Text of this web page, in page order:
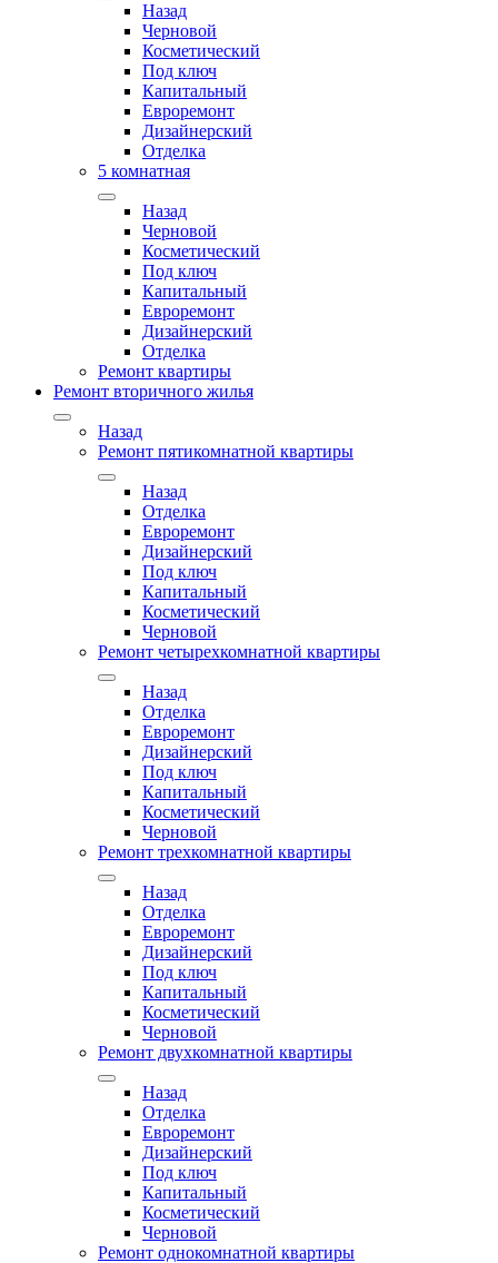
Назад
Черновой
Косметический
Под ключ
Капитальный
Евроремонт
Дизайнерский
Отделка
5 комнатная
Назад
Черновой
Косметический
Под ключ
Капитальный
Евроремонт
Дизайнерский
Отделка
Ремонт квартиры
Ремонт вторичного жилья
Назад
Ремонт пятикомнатной квартиры
Назад
Отделка
Евроремонт
Дизайнерский
Под ключ
Капитальный
Косметический
Черновой
Ремонт четырехкомнатной квартиры
Назад
Отделка
Евроремонт
Дизайнерский
Под ключ
Капитальный
Косметический
Черновой
Ремонт трехкомнатной квартиры
Назад
Отделка
Евроремонт
Дизайнерский
Под ключ
Капитальный
Косметический
Черновой
Ремонт двухкомнатной квартиры
Назад
Отделка
Евроремонт
Дизайнерский
Под ключ
Капитальный
Косметический
Черновой
Ремонт однокомнатной квартиры